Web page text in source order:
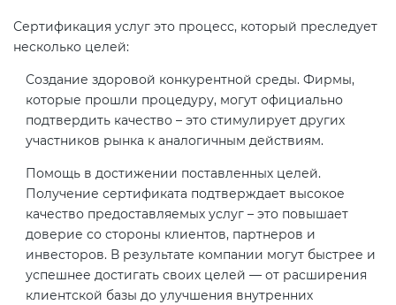
Сертификация услуг это процесс, который преследует
несколько целей:
Создание здоровой конкурентной среды. Фирмы,
которые прошли процедуру, могут официально
подтвердить качество – это стимулирует других
участников рынка к аналогичным действиям.
Помощь в достижении поставленных целей.
Получение сертификата подтверждает высокое
качество предоставляемых услуг – это повышает
доверие со стороны клиентов, партнеров и
инвесторов. В результате компании могут быстрее и
успешнее достигать своих целей — от расширения
клиентской базы до улучшения внутренних